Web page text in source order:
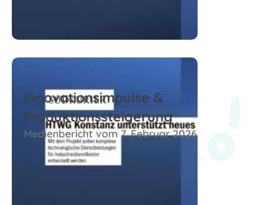
Innovationsimpulse &
Produktionssteigerung
Medienbericht vom 7. Februar 2026